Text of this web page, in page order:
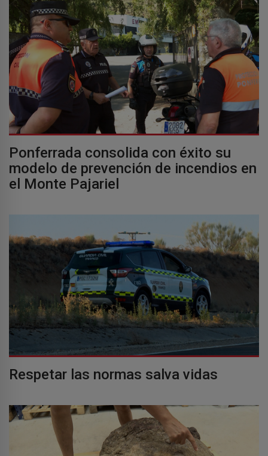
Ponferrada consolida con éxito su
modelo de prevención de incendios en
el Monte Pajariel
Respetar las normas salva vidas